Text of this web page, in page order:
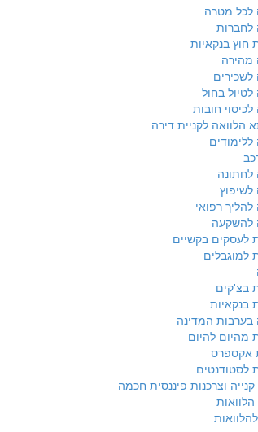
לכל מטרה
לחברות
חוץ בנקאיות
מהירה
לשכירים
לטיול בחול
חובות
הלוואה לקניית דירה
ללימודים
לחתונה
לשיפוץ
להליך רפואי
להשקעה
לעסקים בקשיים
למוגבלים
בצ'קים
בנקאיות
בערבות המדינה
מהיום להיום
אקספרס
לסטודנטים
קנייה וצרכנות פיננסית חכמה
הלוואות